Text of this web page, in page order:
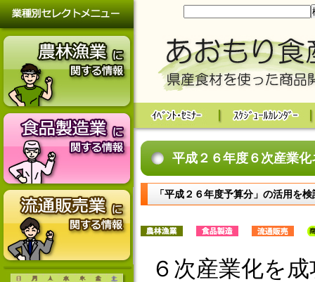
平成２６年度６次産業
「平成２６年度予算分」の活用を
６次産業化を